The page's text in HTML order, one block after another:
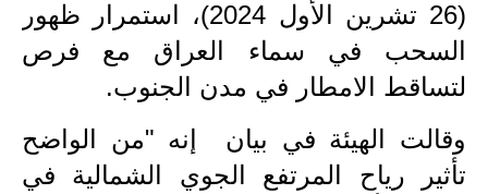
الاخبار الاقتصادية
الاخبار الرياضية
المدارس
اخبار وقرارات وزارة التربية
(26 تشرين الأول 2024)، استمرار ظهور
السحب في سماء العراق مع فرص
لتساقط الامطار في مدن الجنوب.
وقالت الهيئة في بيان إنه "من الواضح
تأثير رياح المرتفع الجوي الشمالية في